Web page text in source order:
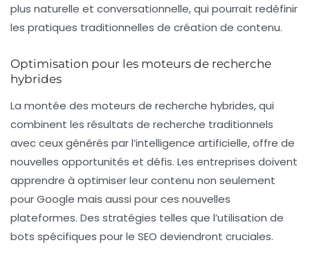
plus naturelle et conversationnelle, qui pourrait redéfinir
les pratiques traditionnelles de création de contenu.
Optimisation pour les moteurs de recherche
hybrides
La montée des moteurs de recherche hybrides, qui
combinent les résultats de recherche traditionnels
avec ceux générés par l’intelligence artificielle, offre de
nouvelles opportunités et défis. Les entreprises doivent
apprendre à optimiser leur contenu non seulement
pour Google mais aussi pour ces nouvelles
plateformes. Des stratégies telles que l’utilisation de
bots spécifiques pour le SEO deviendront cruciales.